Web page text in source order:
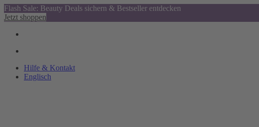
Flash Sale: Beauty Deals sichern & Bestseller entdecken
Jetzt shoppen
Hilfe & Kontakt
Englisch